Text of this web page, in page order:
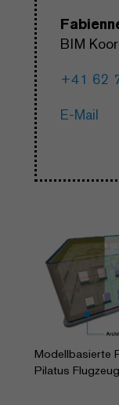
BIM
+41 62
E-Mail
Modellbasierte
Pilatus